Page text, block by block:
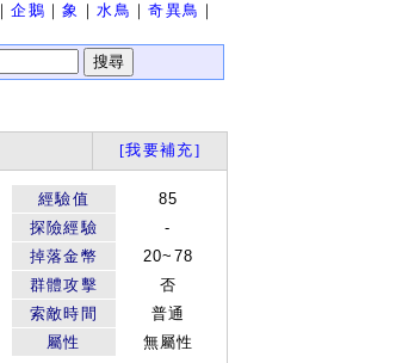
｜企鵝 ｜象 ｜水鳥 ｜奇異鳥 ｜
[我要補充]
經驗值
85
探險經驗
-
掉落金幣
20~78
群體攻擊
否
索敵時間
普通
屬性 無屬性